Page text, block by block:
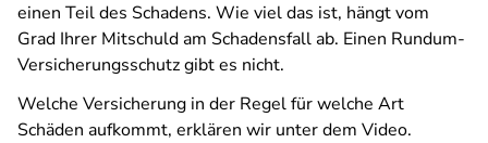
einen Teil des Schadens. Wie viel das ist, hängt vom
Grad Ihrer Mitschuld am Schadensfall ab. Einen Rundum-
Versicherungsschutz gibt es nicht.
Welche Versicherung in der Regel für welche Art
Schäden aufkommt, erklären wir unter dem Video.